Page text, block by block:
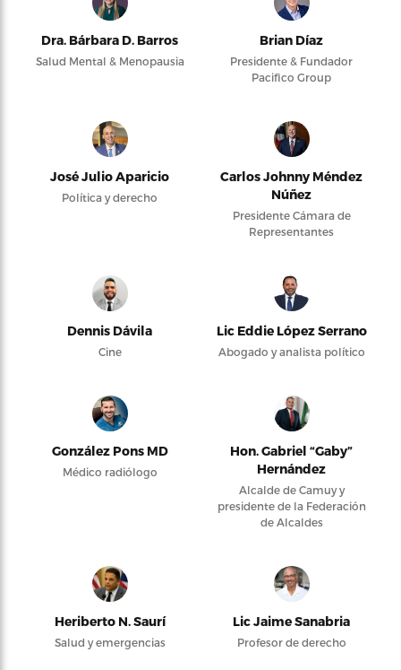
Dra. Bárbara D. Barros
Salud Mental & Menopausia
Brian Díaz
Presidente & Fundador
Pacifico Group
José Julio Aparicio
Política y derecho
Carlos Johnny Méndez
Núñez
Presidente Cámara de
Representantes
Dennis Dávila
Cine
Lic Eddie López Serrano
Abogado y analista político
González Pons MD
Médico radiólogo
Hon. Gabriel “Gaby”
Hernández
Alcalde de Camuy y
presidente de la Federación
de Alcaldes
Heriberto N. Saurí
Salud y emergencias
Lic Jaime Sanabria
Profesor de derecho